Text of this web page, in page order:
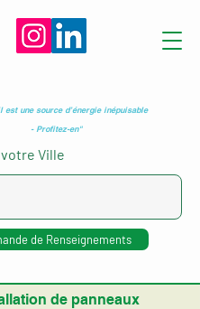
est une source d’énergie inépuisable
- Profitez-en"
Ville
de Renseignements
de panneaux